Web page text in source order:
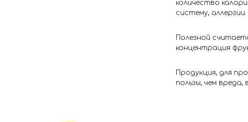
количество
систему, аллергии.
Полезной
концентрация
Продукция, для
пользы, чем